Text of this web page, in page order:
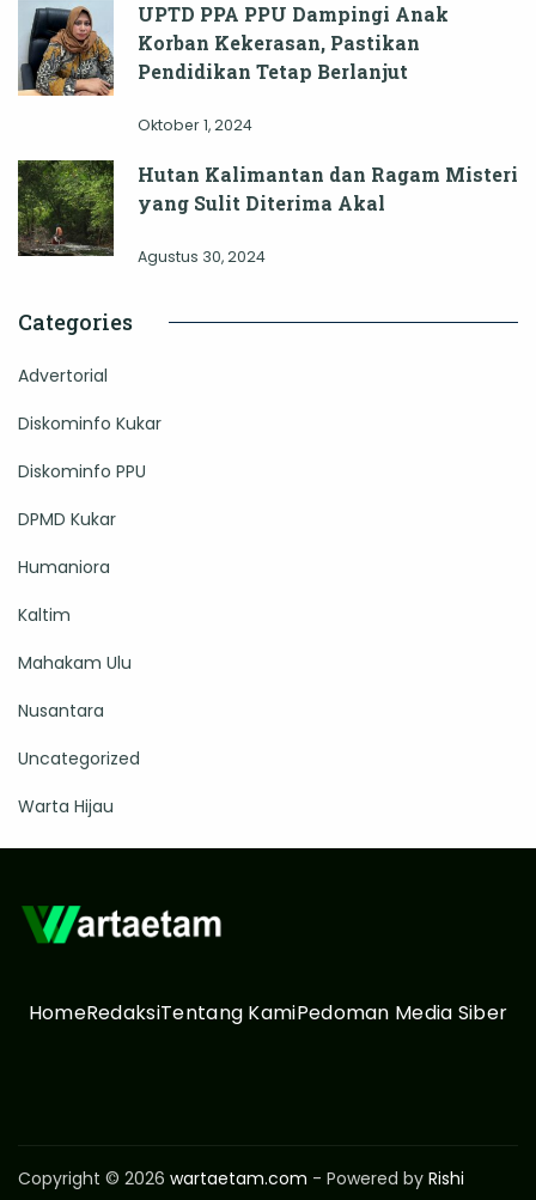
UPTD PPA PPU Dampingi Anak
Korban Kekerasan, Pastikan
Pendidikan Tetap Berlanjut
Oktober 1, 2024
Hutan Kalimantan dan Ragam Misteri
yang Sulit Diterima Akal
Agustus 30, 2024
Categories
Advertorial
Diskominfo Kukar
Diskominfo PPU
DPMD Kukar
Humaniora
Kaltim
Mahakam Ulu
Nusantara
Uncategorized
Warta Hijau
HomeRedaksiTentang KamiPedoman Media Siber
Copyright © 2026 wartaetam.com - Powered by Rishi